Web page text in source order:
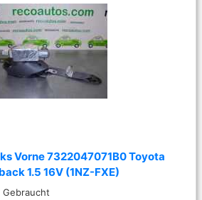
Vorne 7322047071B0 Toyota
1.5 16V (1NZ-FXE)
Gebraucht